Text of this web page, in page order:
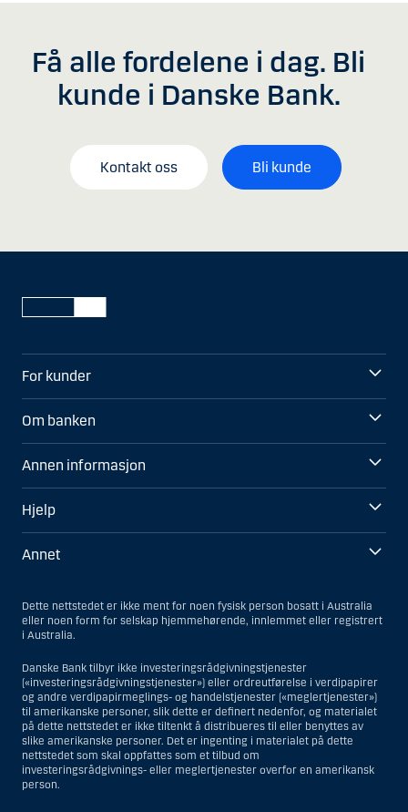
Få alle fordelene i dag. Bli
kunde i Danske Bank.
Kontakt oss Bli kunde
For kunder
Om banken
Annen informasjon
Hjelp
Annet
Dette nettstedet er ikke ment for noen fysisk person bosatt i Australia
eller noen form for selskap hjemmehørende, innlemmet eller registrert
i Australia.
Danske Bank tilbyr ikke investeringsrådgivningstjenester
(«investeringsrådgivningstjenester») eller ordreutførelse i verdipapirer
og andre verdipapirmeglings- og handelstjenester («meglertjenester»)
til amerikanske personer, slik dette er definert nedenfor, og materialet
på dette nettstedet er ikke tiltenkt å distribueres til eller benyttes av
slike amerikanske personer. Det er ingenting i materialet på dette
nettstedet som skal oppfattes som et tilbud om
investeringsrådgivnings- eller meglertjenester overfor en amerikansk
person.